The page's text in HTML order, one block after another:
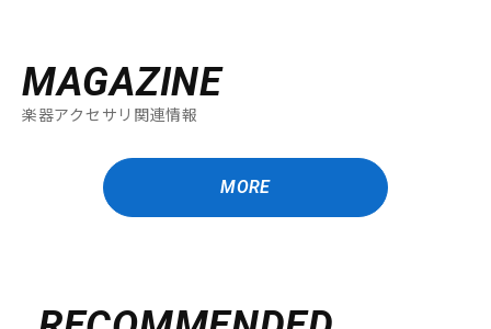
MAGAZINE
楽器アクセサリ関連情報
MORE